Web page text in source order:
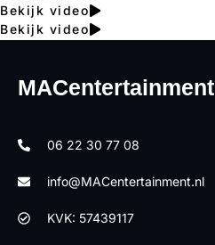
Bekijk video
Bekijk video
MACentertainment
06 22 30 77 08
info@MACentertainment.nl
KVK: 57439117